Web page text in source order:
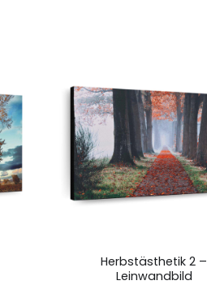
Herbstästhetik 2 –
Leinwandbild